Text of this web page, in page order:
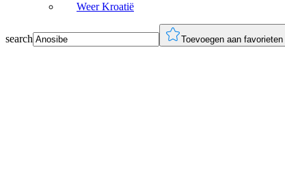
Weer Kroatië
search Toevoegen aan favorieten